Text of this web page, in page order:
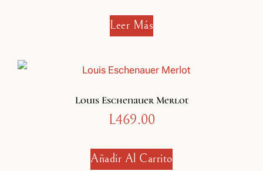
Leer Más
Louis Eschenauer Merlot
L469.00
Añadir Al Carrito